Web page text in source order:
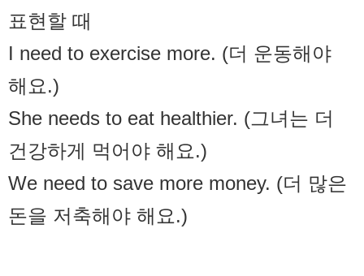
표현할 때
I need to exercise more. (더 운동해야
해요.)
She needs to eat healthier. (그녀는 더
건강하게 먹어야 해요.)
We need to save more money. (더 많은
돈을 저축해야 해요.)